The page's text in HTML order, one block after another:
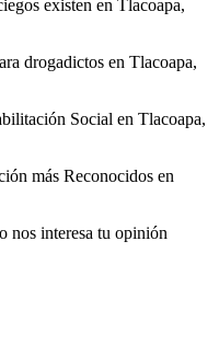
existen en Tlacoapa,
drogadictos en Tlacoapa,
Social en Tlacoapa,
más Reconocidos en
nos interesa tu opinión